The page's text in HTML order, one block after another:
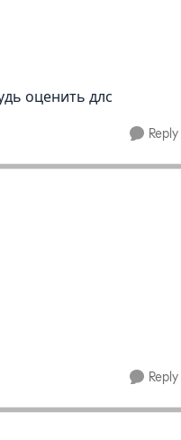
оценить длс
Reply
Reply